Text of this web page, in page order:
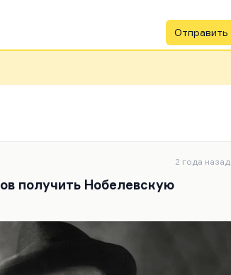
Отправить
2 года назад
получить Нобелевскую